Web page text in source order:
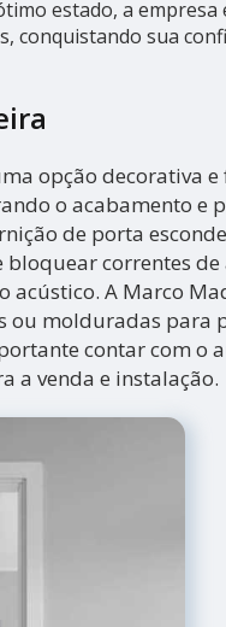
estado, a empresa
conquistando sua
opção decorativa
o acabamento e
de porta
correntes de
A Marco
ou molduradas para
contar com o
a venda e instalação.